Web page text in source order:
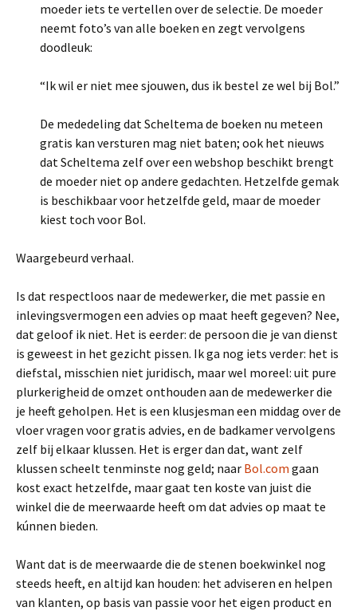
moeder iets te vertellen over de selectie. De moeder
neemt foto’s van alle boeken en zegt vervolgens
doodleuk:
“Ik wil er niet mee sjouwen, dus ik bestel ze wel bij Bol.”
De mededeling dat Scheltema de boeken nu meteen
gratis kan versturen mag niet baten; ook het nieuws
dat Scheltema zelf over een webshop beschikt brengt
de moeder niet op andere gedachten. Hetzelfde gemak
is beschikbaar voor hetzelfde geld, maar de moeder
kiest toch voor Bol.
Waargebeurd verhaal.
Is dat respectloos naar de medewerker, die met passie en
inlevingsvermogen een advies op maat heeft gegeven? Nee,
dat geloof ik niet. Het is eerder: de persoon die je van dienst
is geweest in het gezicht pissen. Ik ga nog iets verder: het is
diefstal, misschien niet juridisch, maar wel moreel: uit pure
plurkerigheid de omzet onthouden aan de medewerker die
je heeft geholpen. Het is een klusjesman een middag over de
vloer vragen voor gratis advies, en de badkamer vervolgens
zelf bij elkaar klussen. Het is erger dan dat, want zelf
klussen scheelt tenminste nog geld; naar Bol.com gaan
kost exact hetzelfde, maar gaat ten koste van juist die
winkel die de meerwaarde heeft om dat advies op maat te
kúnnen bieden.
Want dat is de meerwaarde die de stenen boekwinkel nog
steeds heeft, en altijd kan houden: het adviseren en helpen
van klanten, op basis van passie voor het eigen product en